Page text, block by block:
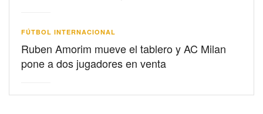
FÚTBOL INTERNACIONAL
Ruben Amorim mueve el tablero y AC Milan
pone a dos jugadores en venta